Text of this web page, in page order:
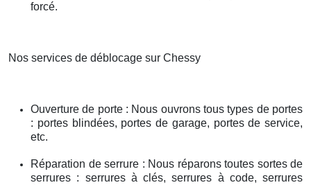
forcé.
Nos services de déblocage sur Chessy
Ouverture de porte : Nous ouvrons tous types de portes
: portes blindées, portes de garage, portes de service,
etc.
Réparation de serrure : Nous réparons toutes sortes de
serrures : serrures à clés, serrures à code, serrures